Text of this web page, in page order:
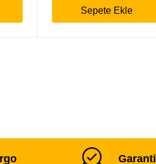
Sepete Ekle
Garanti